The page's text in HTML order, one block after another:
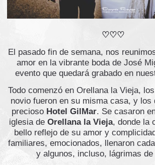
♡♡♡
El pasado fin de semana, nos
amor en la vibrante boda de José
evento que quedará grabado en
Todo comenzó en Orellana la Vieja,
novio fueron en su misma casa, y los
precioso Hotel GilMar. Se casaron
iglesia de Orellana la Vieja, donde la
bello reflejo de su amor y
familiares, emocionados, llenaron
y algunos, incluso, lágrimas